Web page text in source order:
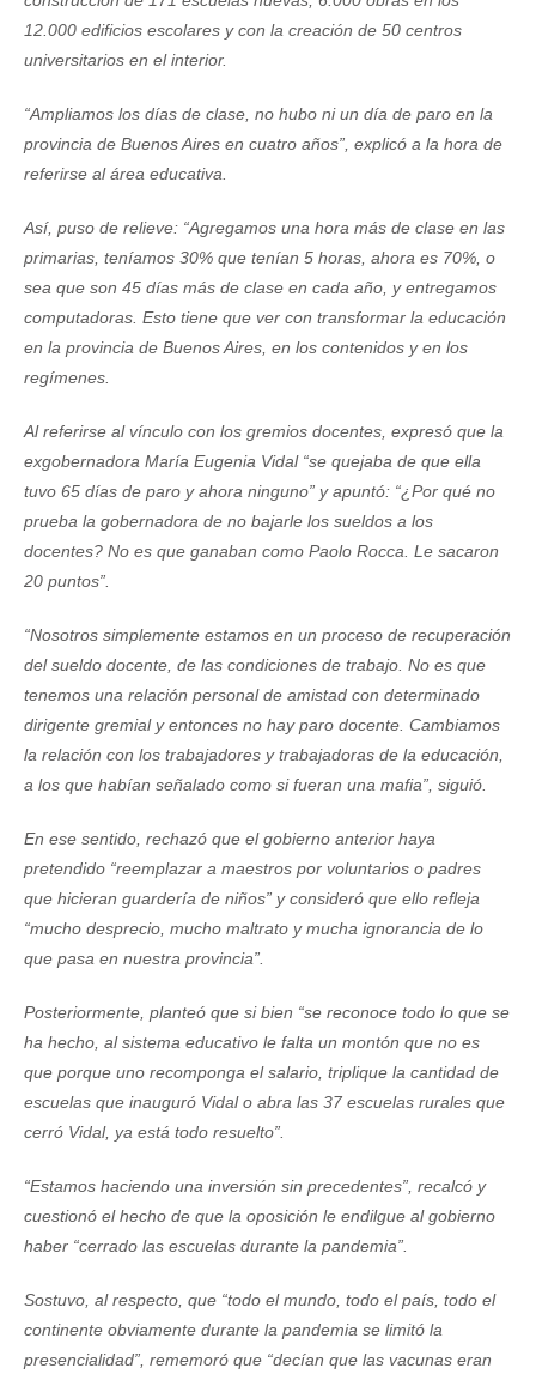
12.000 edificios escolares y con la creación de 50 centros
universitarios en el interior.
“Ampliamos los días de clase, no hubo ni un día de paro en la
provincia de Buenos Aires en cuatro años”, explicó a la hora de
referirse al área educativa.
Así, puso de relieve: “Agregamos una hora más de clase en las
primarias, teníamos 30% que tenían 5 horas, ahora es 70%, o
sea que son 45 días más de clase en cada año, y entregamos
computadoras. Esto tiene que ver con transformar la educación
en la provincia de Buenos Aires, en los contenidos y en los
regímenes.
Al referirse al vínculo con los gremios docentes, expresó que la
exgobernadora María Eugenia Vidal “se quejaba de que ella
tuvo 65 días de paro y ahora ninguno” y apuntó: “¿Por qué no
prueba la gobernadora de no bajarle los sueldos a los
docentes? No es que ganaban como Paolo Rocca. Le sacaron
20 puntos”.
“Nosotros simplemente estamos en un proceso de recuperación
del sueldo docente, de las condiciones de trabajo. No es que
tenemos una relación personal de amistad con determinado
dirigente gremial y entonces no hay paro docente. Cambiamos
la relación con los trabajadores y trabajadoras de la educación,
a los que habían señalado como si fueran una mafia”, siguió.
En ese sentido, rechazó que el gobierno anterior haya
pretendido “reemplazar a maestros por voluntarios o padres
que hicieran guardería de niños” y consideró que ello refleja
“mucho desprecio, mucho maltrato y mucha ignorancia de lo
que pasa en nuestra provincia”.
Posteriormente, planteó que si bien “se reconoce todo lo que se
ha hecho, al sistema educativo le falta un montón que no es
que porque uno recomponga el salario, triplique la cantidad de
escuelas que inauguró Vidal o abra las 37 escuelas rurales que
cerró Vidal, ya está todo resuelto”.
“Estamos haciendo una inversión sin precedentes”, recalcó y
cuestionó el hecho de que la oposición le endilgue al gobierno
haber “cerrado las escuelas durante la pandemia”.
Sostuvo, al respecto, que “todo el mundo, todo el país, todo el
continente obviamente durante la pandemia se limitó la
presencialidad”, rememoró que “decían que las vacunas eran